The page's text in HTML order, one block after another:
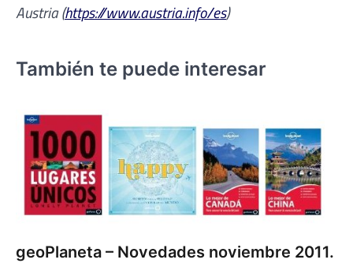
Austria (https://www.austria.info/es)
También te puede interesar
geoPlaneta – Novedades noviembre 2011.